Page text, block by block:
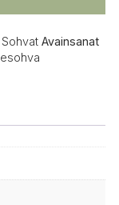
Sohvat Avainsanat